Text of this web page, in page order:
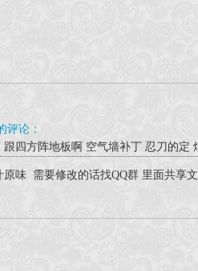
评论：
跟四方阵地板啊 空气墙补丁 忍刀的定
味 需要修改的话找QQ群 里面共享